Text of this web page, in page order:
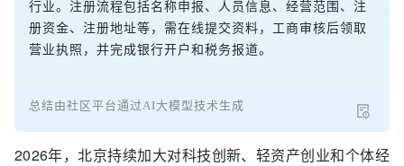
行业。注册流程包括名称申报、人员信息、经营范围、注
册资金、注册地址等，需在线提交资料，工商审核后领取
营业执照，并完成银行开户和税务报道。
总结由社区平台通过AI大模型技术生成
2026年，北京持续加大对科技创新、轻资产创业和个体经